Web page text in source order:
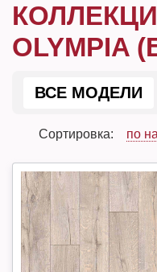
OLYMPIA
ВСЕ МОДЕЛИ
Сортировка: по